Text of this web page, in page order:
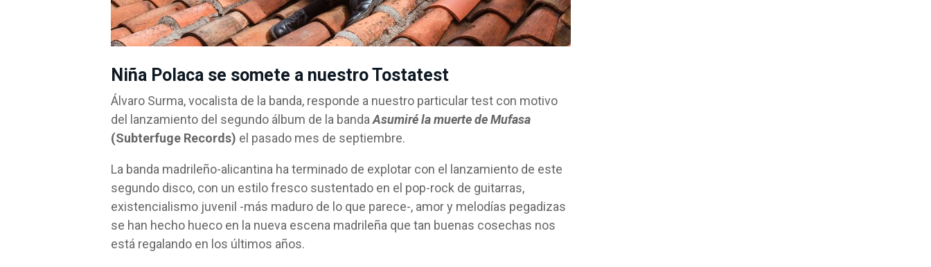
Niña Polaca se somete a nuestro Tostatest
Álvaro Surma, vocalista de la banda, responde a nuestro particular test con motivo
del lanzamiento del segundo álbum de la bandaAsumiré la muerte de Mufasa
(Subterfuge Records) el pasado mes de septiembre.
La banda madrileño-alicantina ha terminado de explotar con el lanzamiento de este
segundo disco, con un estilo fresco sustentado en el pop-rock de guitarras,
existencialismo juvenil -más maduro de lo que parece-, amor y melodías pegadizas
se han hecho hueco en la nueva escena madrileña que tan buenas cosechas nos
está regalando en los últimos años.